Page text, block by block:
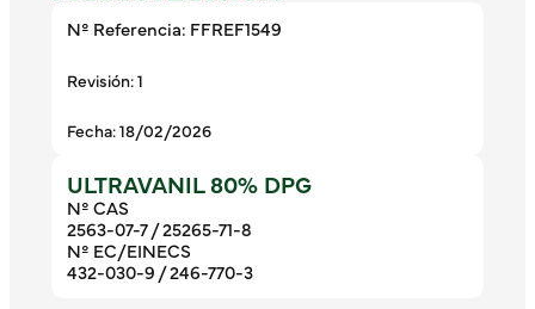
Nº Referencia: FFREF1549
Revisión: 1
Fecha: 18/02/2026
ULTRAVANIL 80% DPG
Nº CAS
2563-07-7 / 25265-71-8
Nº EC/EINECS
432-030-9 / 246-770-3